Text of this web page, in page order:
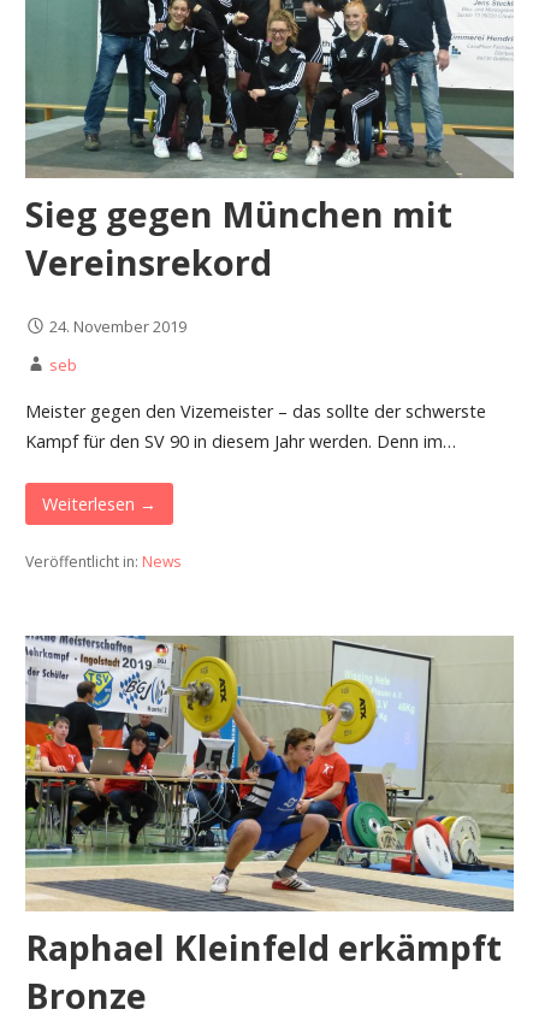
Sieg gegen München mit
Vereinsrekord
24. November 2019
seb
Meister gegen den Vizemeister – das sollte der schwerste
Kampf für den SV 90 in diesem Jahr werden. Denn im…
Weiterlesen →
Veröffentlicht in: News
Raphael Kleinfeld erkämpft
Bronze